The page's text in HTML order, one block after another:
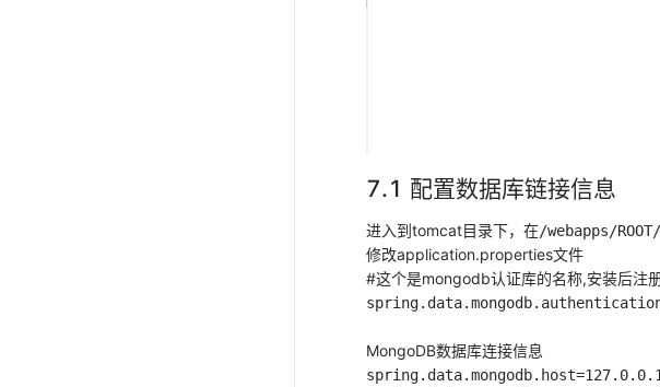
7.1 配置数据库链接信息
进入到tomcat目录下，在/webapps/
修改application.properties文件
#这个是mongodb认证库的名称,安装后注
MongoDB数据库连接信息